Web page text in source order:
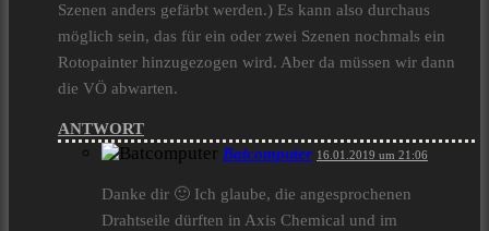
Szenen anders gefärbt werden.) Es kann also durchaus
möglich sein, das für ein oder zwei Szenen nochmals ein
Rotopainter hinzugezogen wird. Aber da müssen wir dann
die VÖ abwarten.
ANTWORT
Batcomputer 16.01.2019 um 21:06
Danke dir 🙂 Ich glaube, die angesprochenen
Drahtseile dürften in Axis Chemical und im